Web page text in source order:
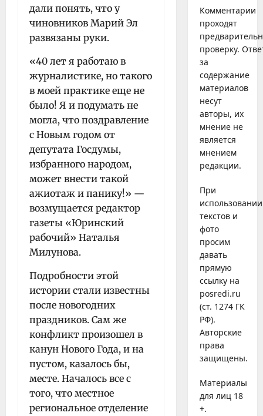
дали понять, что у
чиновников Марий Эл
развязаны руки.
«40 лет я работаю в
журналистике, но такого
в моей практике еще не
было! Я и подумать не
могла, что поздравление
с Новым годом от
депутата Госдумы,
избранного народом,
может внести такой
ажиотаж и панику!» —
возмущается редактор
газеты «Юринский
рабочий» Наталья
Милунова.
Подробности этой
истории стали известны
после новогодних
праздников. Сам же
конфликт произошел в
канун Нового Года, и на
пустом, казалось бы,
месте. Началось все с
того, что местное
региональное отделение
Комментарии
проходят
проверку.
за
содержание
материалов
несут
авторы, их
мнение не
является
мнением
редакции.
При
использовании
текстов и
фото
просим
давать
прямую
ссылку на
posredi.ru
(ст. 1274 ГК
РФ).
Авторские
права
защищены.
Материалы
для лиц 18
+.